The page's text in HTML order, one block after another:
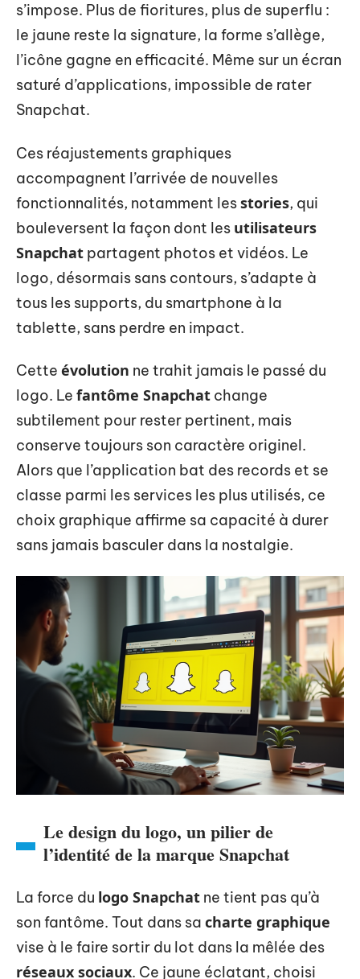
s’impose. Plus de fioritures, plus de superflu :
le jaune reste la signature, la forme s’allège,
l’icône gagne en efficacité. Même sur un écran
saturé d’applications, impossible de rater
Snapchat.
Ces réajustements graphiques
accompagnent l’arrivée de nouvelles
fonctionnalités, notamment lesstories, qui
bouleversent la façon dont les utilisateurs
Snapchat partagent photos et vidéos. Le
logo, désormais sans contours, s’adapte à
tous les supports, du smartphone à la
tablette, sans perdre en impact.
Cette évolution ne trahit jamais le passé du
logo. Le fantôme Snapchat change
subtilement pour rester pertinent, mais
conserve toujours son caractère originel.
Alors que l’application bat des records et se
classe parmi les services les plus utilisés, ce
choix graphique affirme sa capacité à durer
sans jamais basculer dans la nostalgie.
Le design du logo, un pilier de
l’identité de la marque Snapchat
La force du logo Snapchat ne tient pas qu’à
son fantôme. Tout dans sa charte graphique
vise à le faire sortir du lot dans la mêlée des
réseaux sociaux. Ce jaune éclatant, choisi